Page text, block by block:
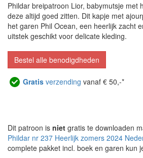
Phildar breipatroon Lior, babymutsje met
deze altijd goed zitten. Dit kapje met
het garen Phil Ocean, een heerlijk zacht
uitstek geschikt voor delicate kleding.
Bestel alle benodigdheden
Gratis verzending vanaf € 50,-*
Dit patroon is niet gratis te downloaden
Phildar nr 237 Heerlijk zomers 2024
complete pakket incl. boek en garen kun